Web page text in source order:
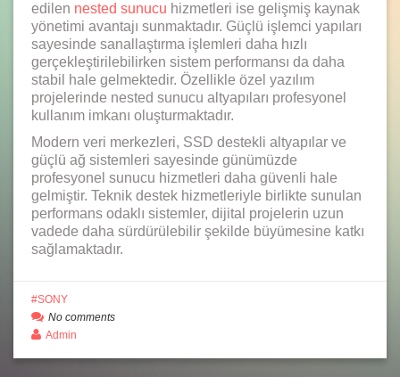
edilen nested sunucu hizmetleri ise gelişmiş kaynak
yönetimi avantajı sunmaktadır. Güçlü işlemci yapıları
sayesinde sanallaştırma işlemleri daha hızlı
gerçekleştirilebilirken sistem performansı da daha
stabil hale gelmektedir. Özellikle özel yazılım
projelerinde nested sunucu altyapıları profesyonel
kullanım imkanı oluşturmaktadır.
Modern veri merkezleri, SSD destekli altyapılar ve
güçlü ağ sistemleri sayesinde günümüzde
profesyonel sunucu hizmetleri daha güvenli hale
gelmiştir. Teknik destek hizmetleriyle birlikte sunulan
performans odaklı sistemler, dijital projelerin uzun
vadede daha sürdürülebilir şekilde büyümesine katkı
sağlamaktadır.
SONY
No comments
Admin